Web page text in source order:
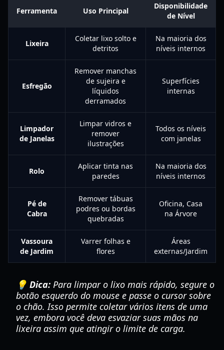
Ferramenta Uso Principal
Disponibilidade
de Nível
Lixeira
Coletar lixo solto e
detritos
Na maioria dos
níveis internos
Esfregão
Remover manchas
de sujeira e
líquidos
derramados
Superfícies
internas
Limpador
de Janelas
Limpar vidros e
remover
ilustrações
Todos os níveis
com janelas
Rolo
Aplicar tinta nas
paredes
Na maioria dos
níveis internos
Pé de
Cabra
Remover tábuas
podres ou bordas
quebradas
Oficina, Casa
na Árvore
Vassoura
de Jardim
Varrer folhas e
flores
Áreas
externas/Jardim
💡 Dica: Para limpar o lixo mais rápido, segure o
botão esquerdo do mouse e passe o cursor sobre
o chão. Isso permite coletar vários itens de uma
vez, embora você deva esvaziar suas mãos na
lixeira assim que atingir o limite de carga.